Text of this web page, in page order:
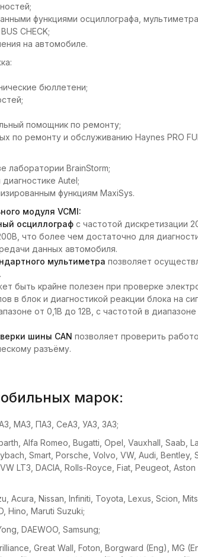
функциями осциллографа,
CHECK;
на автомобиле.
бюллетени;
помощник по ремонту;
по ремонту и обслуживанию Haynes PRO
лаборатории BrainStorm;
Autel;
функциям MaxiSys.
модуля VCMI:
осциллографс частотой дискретизации
что более чем достаточно для
данных автомобиля.
мультиметра позволяет
быть крайне полезен при проверке
в блок и диагностикой реакции блока на
от 0,1В до 12В, с частотой в
шины CAN позволяет проверить
разъёму.
марок:
МАЗ, ПАЗ, СеАЗ, УАЗ, ЗАЗ;
Alfa Romeo, Bugatti, Opel, Vauxhall, Saab,
Smart, Porsche, Volvo, VW, Audi, Bentley,
LT3, DACIA, Rolls-Royce, Fiat, Peugeot,
Acura, Nissan, Infiniti, Toyota, Lexus, Scion,
Hino, Maruti Suzuki;
DAEWOO, Samsung;
Great Wall, Foton, Borgward (Eng), MG